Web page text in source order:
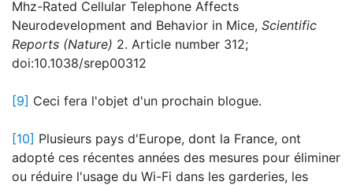
Mhz-Rated Cellular Telephone Affects
Neurodevelopment and Behavior in Mice, Scientific
Reports (Nature) 2. Article number 312;
doi:10.1038/srep00312
[9] Ceci fera l'objet d'un prochain blogue.
[10] Plusieurs pays d'Europe, dont la France, ont
adopté ces récentes années des mesures pour éliminer
ou réduire l'usage du Wi-Fi dans les garderies, les